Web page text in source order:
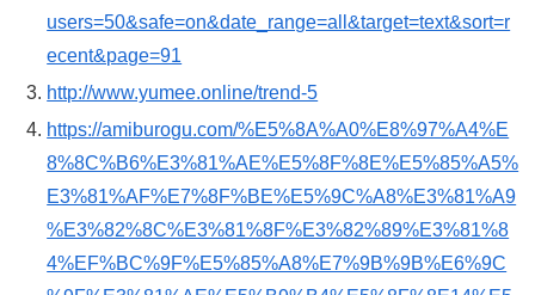
users=50&safe=on&date_range=all&target=text&sort=r
ecent&page=91
http://www.yumee.online/trend-5
https://amiburogu.com/%E5%8A%A0%E8%97%A4%E
8%8C%B6%E3%81%AE%E5%8F%8E%E5%85%A5%
E3%81%AF%E7%8F%BE%E5%9C%A8%E3%81%A9
%E3%82%8C%E3%81%8F%E3%82%89%E3%81%8
4%EF%BC%9F%E5%85%A8%E7%9B%9B%E6%9C